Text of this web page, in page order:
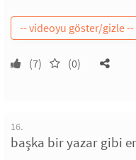
(7) (0)
16.
başka bir yazar gibi